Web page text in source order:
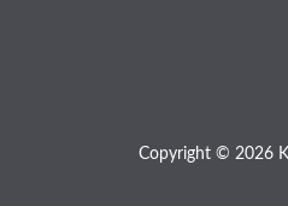
Copyright © 2026